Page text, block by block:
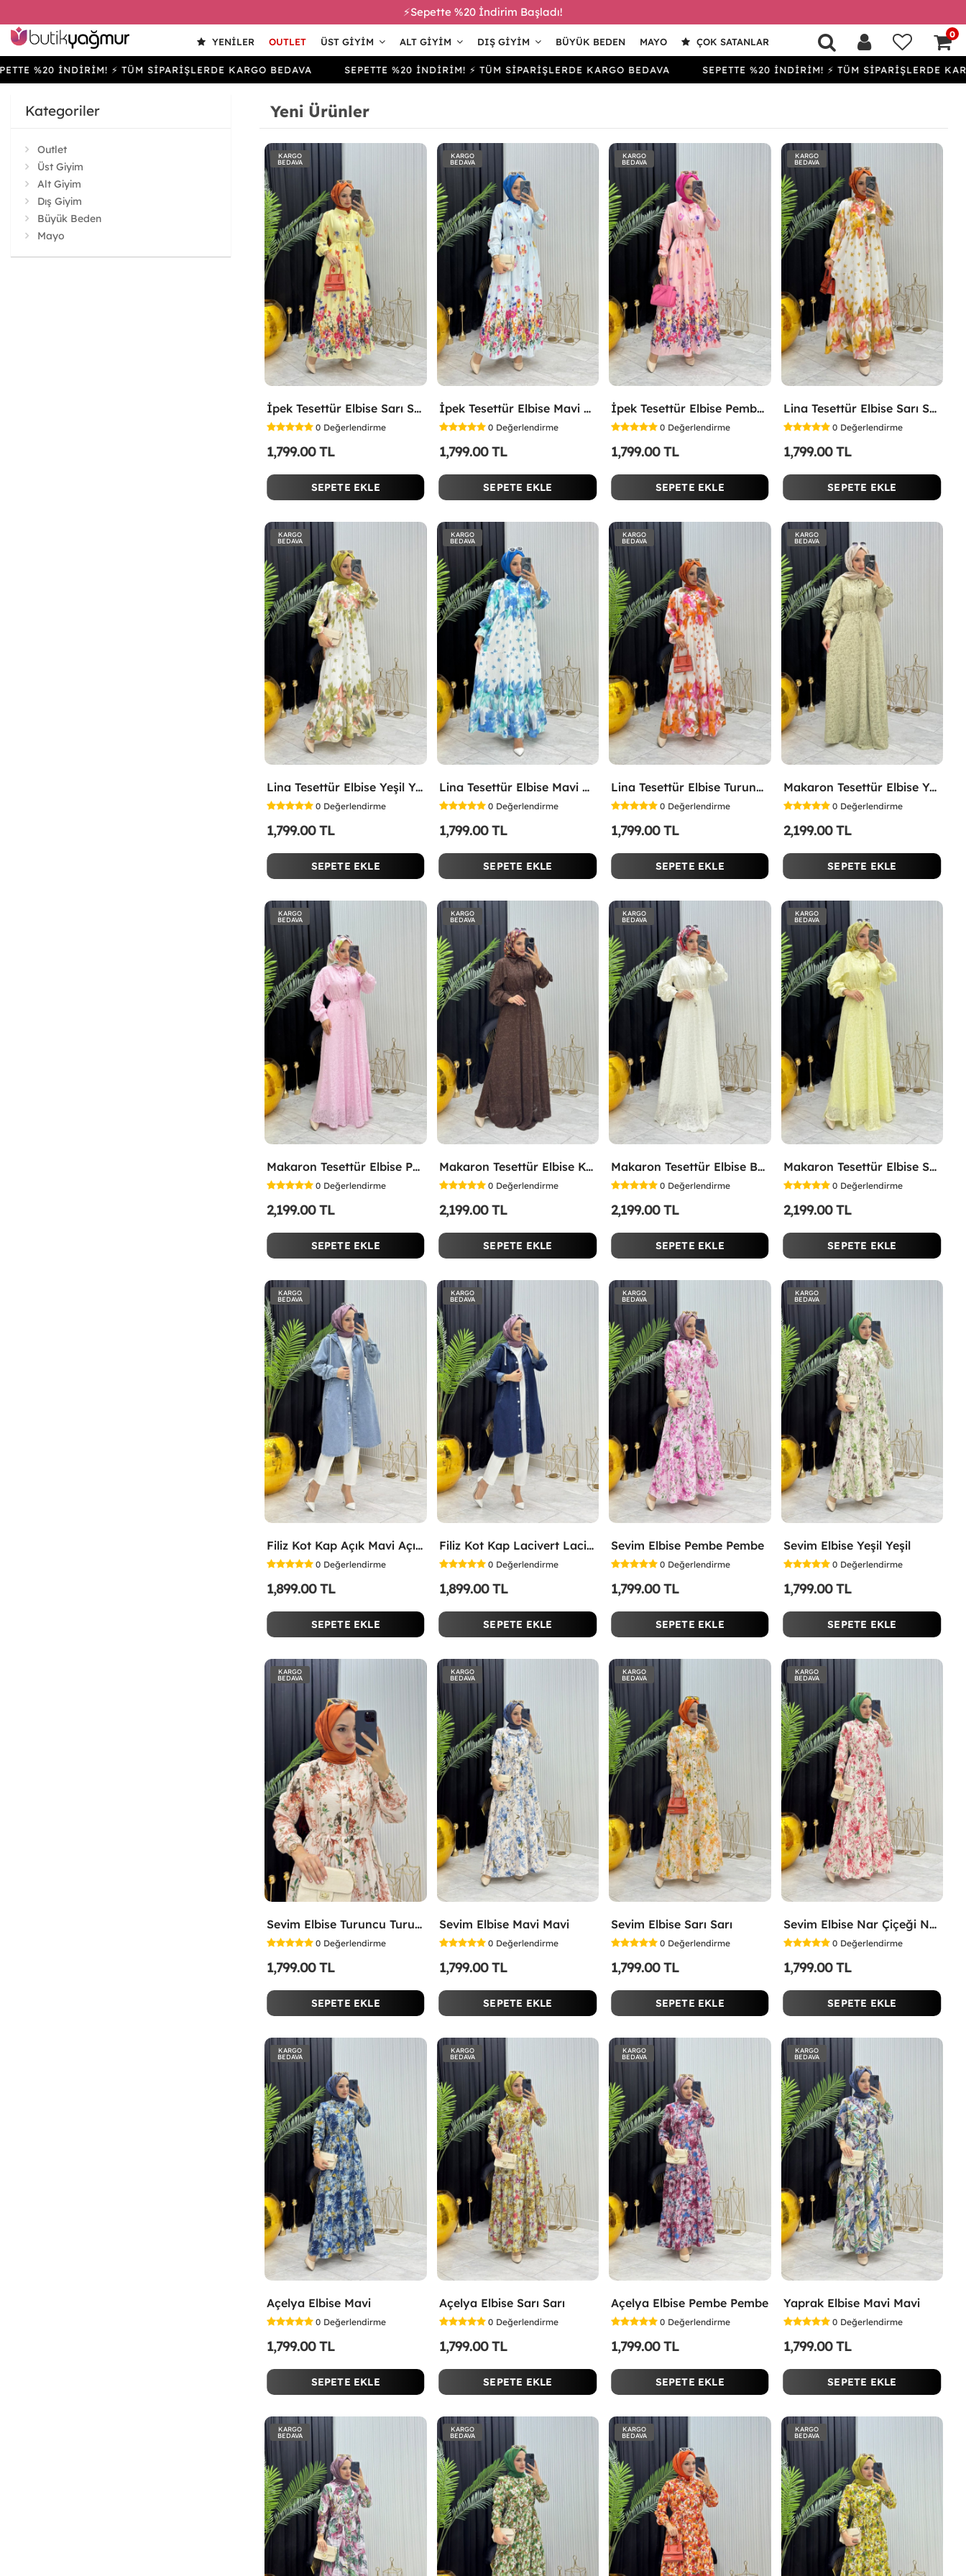
⚡Sepette %20 İndirim Başladı!
YENILER OUTLET ÜST GIYIM ALT GIYIM DIŞ GIYIM BÜYÜK BEDEN MAYO ÇOK SATANLAR
0
İNDİRİM! ⚡ TÜM SİPARİŞLERDE KARGO BEDAVA SEPETTE %20 İNDİRİM! ⚡ TÜM SİPARİŞLERDE KARGO BEDAVA SEPETTE %20 İNDİRİM! ⚡ TÜM SİPARİŞLERDE KARGO
Kategoriler
Outlet
Üst Giyim
Alt Giyim
Dış Giyim
Büyük Beden
Mayo
Yeni Ürünler
KARGO
BEDAVA
İpek Tesettür Elbise Sarı Sarı
0 Değerlendirme
1,799.00 TL
SEPETE EKLE
KARGO
BEDAVA
İpek Tesettür Elbise Mavi Mavi
0 Değerlendirme
1,799.00 TL
SEPETE EKLE
KARGO
BEDAVA
İpek Tesettür Elbise Pembe Pembe
0 Değerlendirme
1,799.00 TL
SEPETE EKLE
KARGO
BEDAVA
Lina Tesettür Elbise Sarı Sarı
0 Değerlendirme
1,799.00 TL
SEPETE EKLE
KARGO
BEDAVA
Lina Tesettür Elbise Yeşil Yeşil
0 Değerlendirme
1,799.00 TL
SEPETE EKLE
KARGO
BEDAVA
Lina Tesettür Elbise Mavi Mavi
0 Değerlendirme
1,799.00 TL
SEPETE EKLE
KARGO
BEDAVA
Lina Tesettür Elbise Turuncu Turuncu
0 Değerlendirme
1,799.00 TL
SEPETE EKLE
KARGO
BEDAVA
Makaron Tesettür Elbise Yeşil Yeşil
0 Değerlendirme
2,199.00 TL
SEPETE EKLE
KARGO
BEDAVA
Makaron Tesettür Elbise Pembe Pembe
0 Değerlendirme
2,199.00 TL
SEPETE EKLE
KARGO
BEDAVA
Makaron Tesettür Elbise Kahverengi Kahverengi
0 Değerlendirme
2,199.00 TL
SEPETE EKLE
KARGO
BEDAVA
Makaron Tesettür Elbise Beyaz Beyaz
0 Değerlendirme
2,199.00 TL
SEPETE EKLE
KARGO
BEDAVA
Makaron Tesettür Elbise Sarı Sarı
0 Değerlendirme
2,199.00 TL
SEPETE EKLE
KARGO
BEDAVA
Filiz Kot Kap Açık Mavi Açık Mavi
0 Değerlendirme
1,899.00 TL
SEPETE EKLE
KARGO
BEDAVA
Filiz Kot Kap Lacivert Lacivert
0 Değerlendirme
1,899.00 TL
SEPETE EKLE
KARGO
BEDAVA
Sevim Elbise Pembe Pembe
0 Değerlendirme
1,799.00 TL
SEPETE EKLE
KARGO
BEDAVA
Sevim Elbise Yeşil Yeşil
0 Değerlendirme
1,799.00 TL
SEPETE EKLE
KARGO
BEDAVA
Sevim Elbise Turuncu Turuncu
0 Değerlendirme
1,799.00 TL
SEPETE EKLE
KARGO
BEDAVA
Sevim Elbise Mavi Mavi
0 Değerlendirme
1,799.00 TL
SEPETE EKLE
KARGO
BEDAVA
Sevim Elbise Sarı Sarı
0 Değerlendirme
1,799.00 TL
SEPETE EKLE
KARGO
BEDAVA
Sevim Elbise Nar Çiçeği Nar Çiçeği
0 Değerlendirme
1,799.00 TL
SEPETE EKLE
KARGO
BEDAVA
Açelya Elbise Mavi
0 Değerlendirme
1,799.00 TL
SEPETE EKLE
KARGO
BEDAVA
Açelya Elbise Sarı Sarı
0 Değerlendirme
1,799.00 TL
SEPETE EKLE
KARGO
BEDAVA
Açelya Elbise Pembe Pembe
0 Değerlendirme
1,799.00 TL
SEPETE EKLE
KARGO
BEDAVA
Yaprak Elbise Mavi Mavi
0 Değerlendirme
1,799.00 TL
SEPETE EKLE
KARGO
BEDAVA
KARGO
BEDAVA
KARGO
BEDAVA
KARGO
BEDAVA